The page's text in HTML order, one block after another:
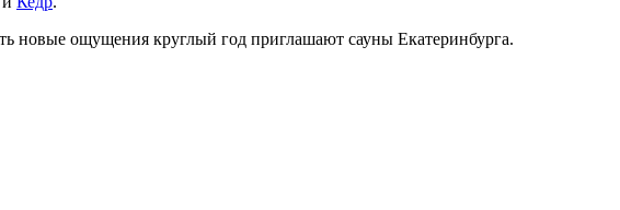
новые ощущения круглый год приглашают сауны Екатеринбурга.